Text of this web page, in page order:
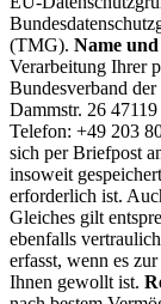
(TMG). Name
Verarbeitung Ihrer
Bundesverband
Dammstr. 26
Telefon: +49 203
sich per Briefpost
insoweit
erforderlich ist.
Gleiches gilt
ebenfalls
erfasst, wenn es
Ihnen gewollt ist.